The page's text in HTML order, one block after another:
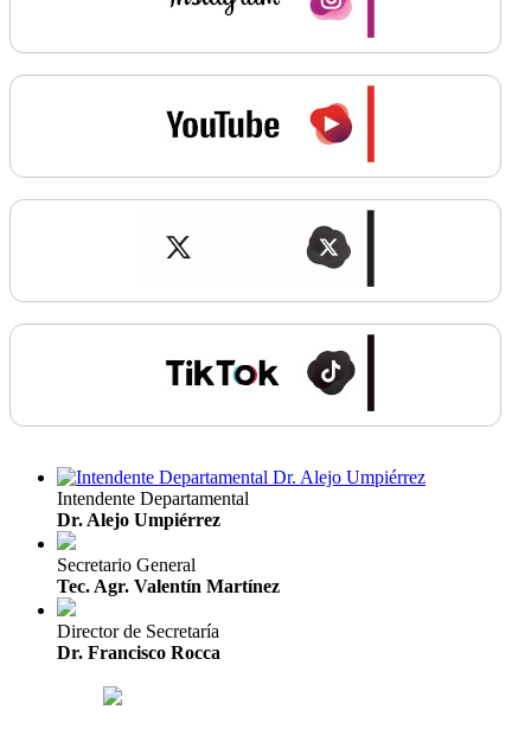
Intendente Departamental
Dr. Alejo Umpiérrez
Secretario General
Tec. Agr. Valentín Martínez
Director de Secretaría
Dr. Francisco Rocca